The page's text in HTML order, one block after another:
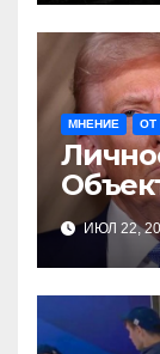
МНЕНИЕ ОТ
ИЮЛ 22,